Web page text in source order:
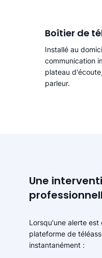
Boîtier de
Installé au
communication
plateau
parleur.
Une
Lorsqu'une alerte
plateforme de
instantanément :